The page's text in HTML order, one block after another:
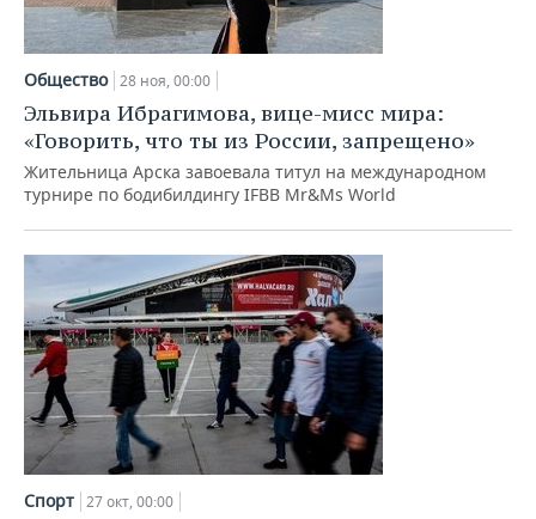
Общество 28 ноя, 00:00
Эльвира Ибрагимова, вице-мисс мира:
«Говорить, что ты из России, запрещено»
Жительница Арска завоевала титул на международном
турнире по бодибилдингу IFBB Mr&Ms World
Спорт 27 окт, 00:00